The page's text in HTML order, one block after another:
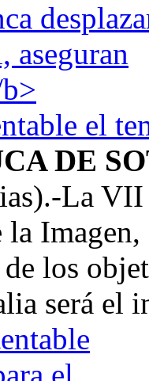
el
DE
La
de los
será el